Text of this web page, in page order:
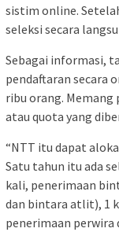
sistim online.
seleksi secara
Sebagai informasi,
pendaftaran secara
ribu orang. Memang
atau quota yang
“NTT itu dapat
Satu tahun itu ada
kali, penerimaan
dan bintara atlit), 1
penerimaan perwira